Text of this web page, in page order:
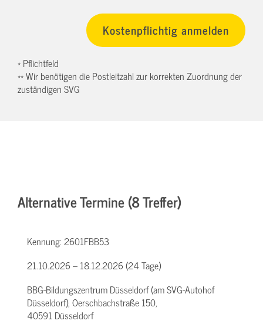
* Pflichtfeld
** Wir benötigen die Postleitzahl zur korrekten Zuordnung der
zuständigen SVG
Alternative Termine (8 Treffer)
Kennung:2601FBB53
21.10.2026 – 18.12.2026 (24 Tage)
BBG-Bildungszentrum Düsseldorf (am SVG-Autohof
Düsseldorf), Oerschbachstraße 150,
40591 Düsseldorf